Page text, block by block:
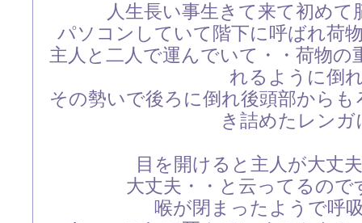
人生長い事生きて来て初め
パソコンしていて階下に呼ばれ荷
主人と二人で運んでいて・・荷物
れるように倒
その勢いで後ろに倒れ後頭部から
き詰めたレンガ
目を開けると主人が大丈
大丈夫・・と云ってるので
喉が閉まったようで呼